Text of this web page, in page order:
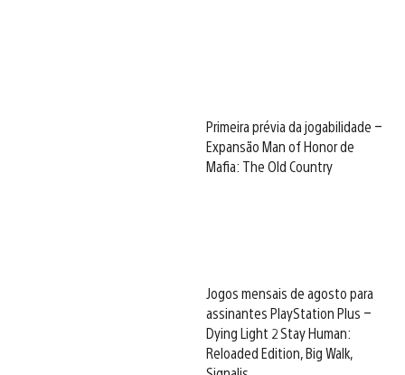
Primeira prévia da jogabilidade –
Expansão Man of Honor de
Mafia: The Old Country
Jogos mensais de agosto para
assinantes PlayStation Plus –
Dying Light 2 Stay Human:
Reloaded Edition, Big Walk,